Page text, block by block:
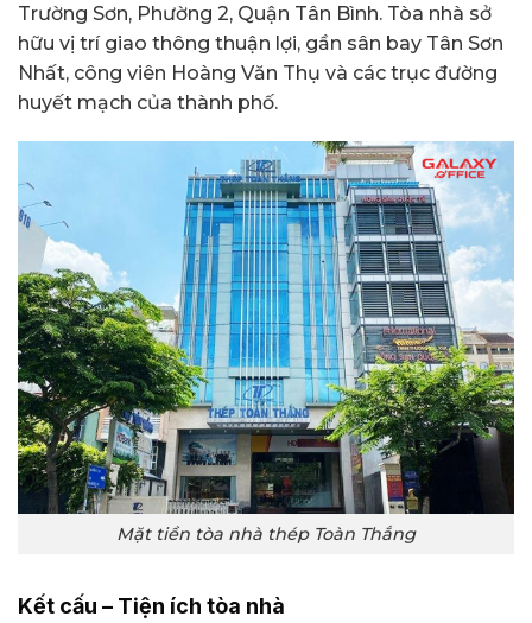
Trường Sơn, Phường 2, Quận Tân Bình. Tòa nhà sở
hữu vị trí giao thông thuận lợi, gần sân bay Tân Sơn
Nhất, công viên Hoàng Văn Thụ và các trục đường
huyết mạch của thành phố.
Mặt tiền tòa nhà thép Toàn Thắng
Kết cấu – Tiện ích tòa nhà